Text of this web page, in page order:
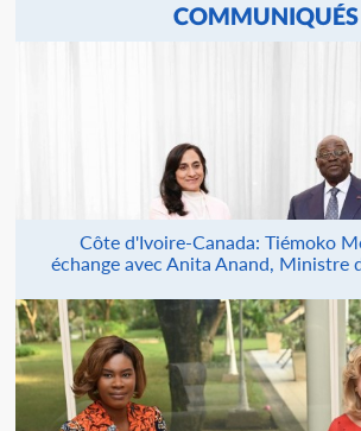
COMMUNIQUÉS
Côte d'Ivoire-Canada: Tiémoko
échange avec Anita Anand, Ministre